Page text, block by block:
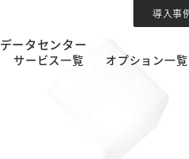
データセンター
導入事
サービス一覧 オプション一覧